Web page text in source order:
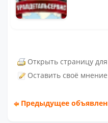
Открыть страницу
Оставить своё мнение
Предыдущее